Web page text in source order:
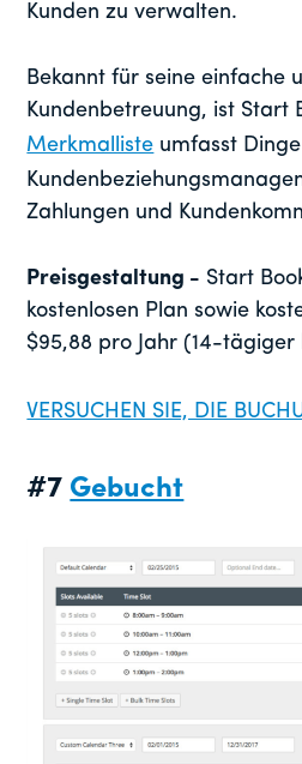
Kunden zu verwalten.
Bekannt für seine einfache
Kundenbetreuung, ist Start
Merkmalliste umfasst
Zahlungen und
Preisgestaltung - Start
kostenlosen Plan sowie
$95,88 pro Jahr (14-tägiger
VERSUCHEN SIE, DIE
#7 Gebucht